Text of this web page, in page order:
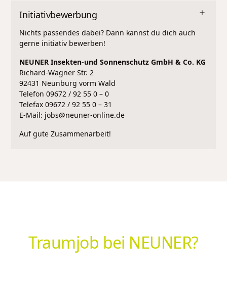
Initiativbewerbung
Nichts passendes dabei? Dann kannst du dich auch
gerne initiativ bewerben!
NEUNER Insekten-und Sonnenschutz GmbH & Co. KG
Richard-Wagner Str. 2
92431 Neunburg vorm Wald
Telefon 09672 / 92 55 0 – 0
Telefax 09672 / 92 55 0 – 31
E-Mail: jobs@neuner-online.de
Auf gute Zusammenarbeit!
Traumjob bei NEUNER?